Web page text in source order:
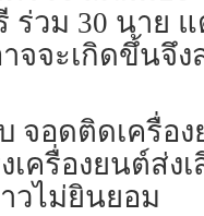
ม 30 นาย แ
จะเกิดขึ้นจึง
อดติดเครื่อง
รื่องยนต์ส่งเ
วไม่ยินยอม